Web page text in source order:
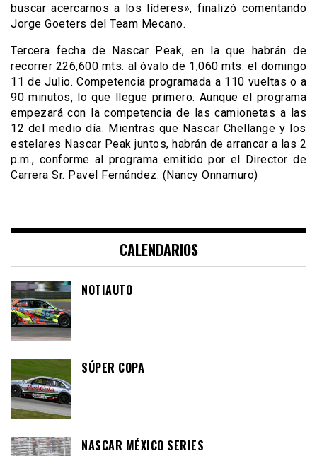
buscar acercarnos a los líderes», finalizó comentando
Jorge Goeters del Team Mecano.
Tercera fecha de Nascar Peak, en la que habrán de
recorrer 226,600 mts. al óvalo de 1,060 mts. el domingo
11 de Julio. Competencia programada a 110 vueltas o a
90 minutos, lo que llegue primero. Aunque el programa
empezará con la competencia de las camionetas a las
12 del medio día. Mientras que Nascar Chellange y los
estelares Nascar Peak juntos, habrán de arrancar a las 2
p.m., conforme al programa emitido por el Director de
Carrera Sr. Pavel Fernández. (Nancy Onnamuro)
CALENDARIOS
NOTIAUTO
SÚPER COPA
NASCAR MÉXICO SERIES